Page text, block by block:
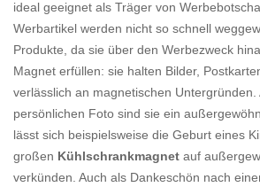
ideal geeignet als Träger von
Werbartikel werden nicht so schnell
Produkte, da sie über den Werbezweck
Magnet erfüllen: sie halten Bilder,
verlässlich an magnetischen Untergründen.
persönlichen Foto sind sie ein
lässt sich beispielsweise die Geburt eines
großen Kühlschrankmagnet auf
verkünden. Auch als Dankeschön nach